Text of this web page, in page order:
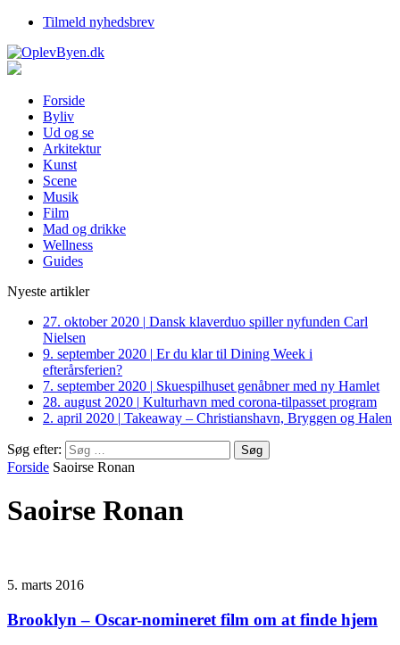
Tilmeld nyhedsbrev
Forside
Byliv
Ud og se
Arkitektur
Kunst
Scene
Musik
Film
Mad og drikke
Wellness
Guides
Nyeste artikler
27. oktober 2020 | Dansk klaverduo spiller nyfunden Carl
Nielsen
9. september 2020 | Er du klar til Dining Week i
efterårsferien?
7. september 2020 | Skuespilhuset genåbner med ny Hamlet
28. august 2020 | Kulturhavn med corona-tilpasset program
2. april 2020 | Takeaway – Christianshavn, Bryggen og Halen
Søg efter:
Forside Saoirse Ronan
Saoirse Ronan
5. marts 2016
Brooklyn – Oscar-nomineret film om at finde hjem